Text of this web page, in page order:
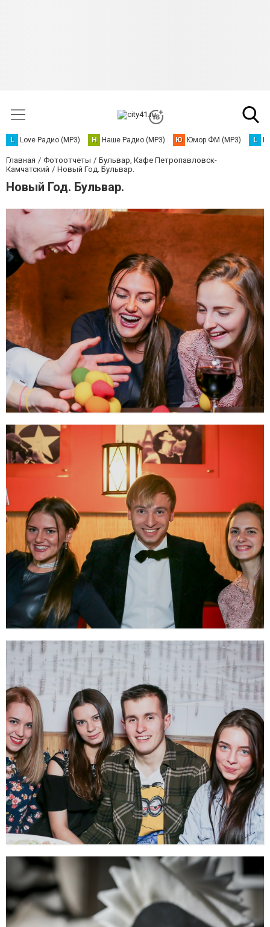
L Love Радио (MP3) Н Наше Радио (MP3) Ю Юмор ФМ (MP3) L
Главная Фотоотчеты
Бульвар, Кафе Петропавловск-
Камчатский
Новый Год. Бульвар.
Новый Год. Бульвар.